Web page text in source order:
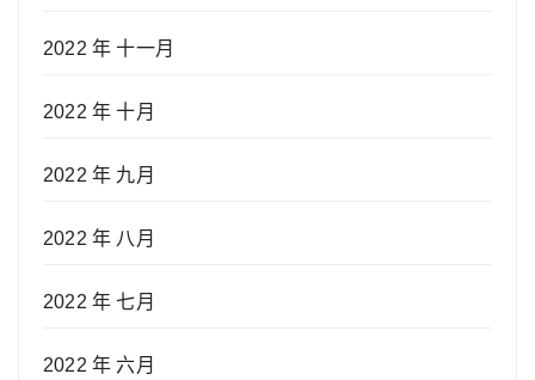
2022 年 十一月
2022 年 十月
2022 年 九月
2022 年 八月
2022 年 七月
2022 年 六月